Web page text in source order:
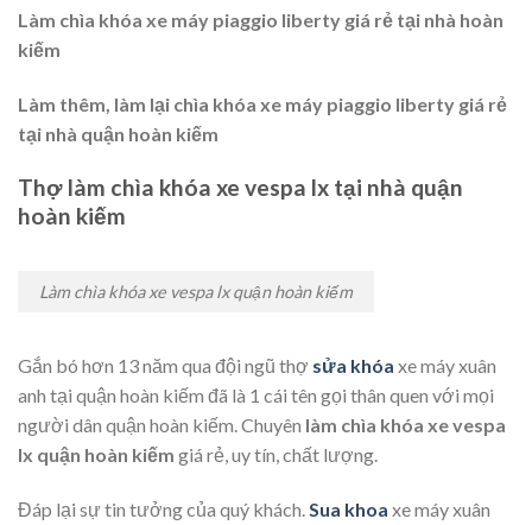
Làm chìa khóa xe máy piaggio liberty giá rẻ tại nhà hoàn
kiếm
Làm thêm, làm lại chìa khóa xe máy piaggio liberty giá rẻ
tại nhà quận hoàn kiếm
Thợ làm chìa khóa xe vespa lx tại nhà quận
hoàn kiếm
Làm chìa khóa xe vespa lx quận hoàn kiếm
Gắn bó hơn 13 năm qua đội ngũ thợ sửa khóa xe máy xuân
anh tại quận hoàn kiếm đã là 1 cái tên gọi thân quen với mọi
người dân quận hoàn kiếm. Chuyên làm chìa khóa xe vespa
lx quận hoàn kiếm giá rẻ, uy tín, chất lượng.
Đáp lại sự tin tưởng của quý khách. Sua khoa xe máy xuân